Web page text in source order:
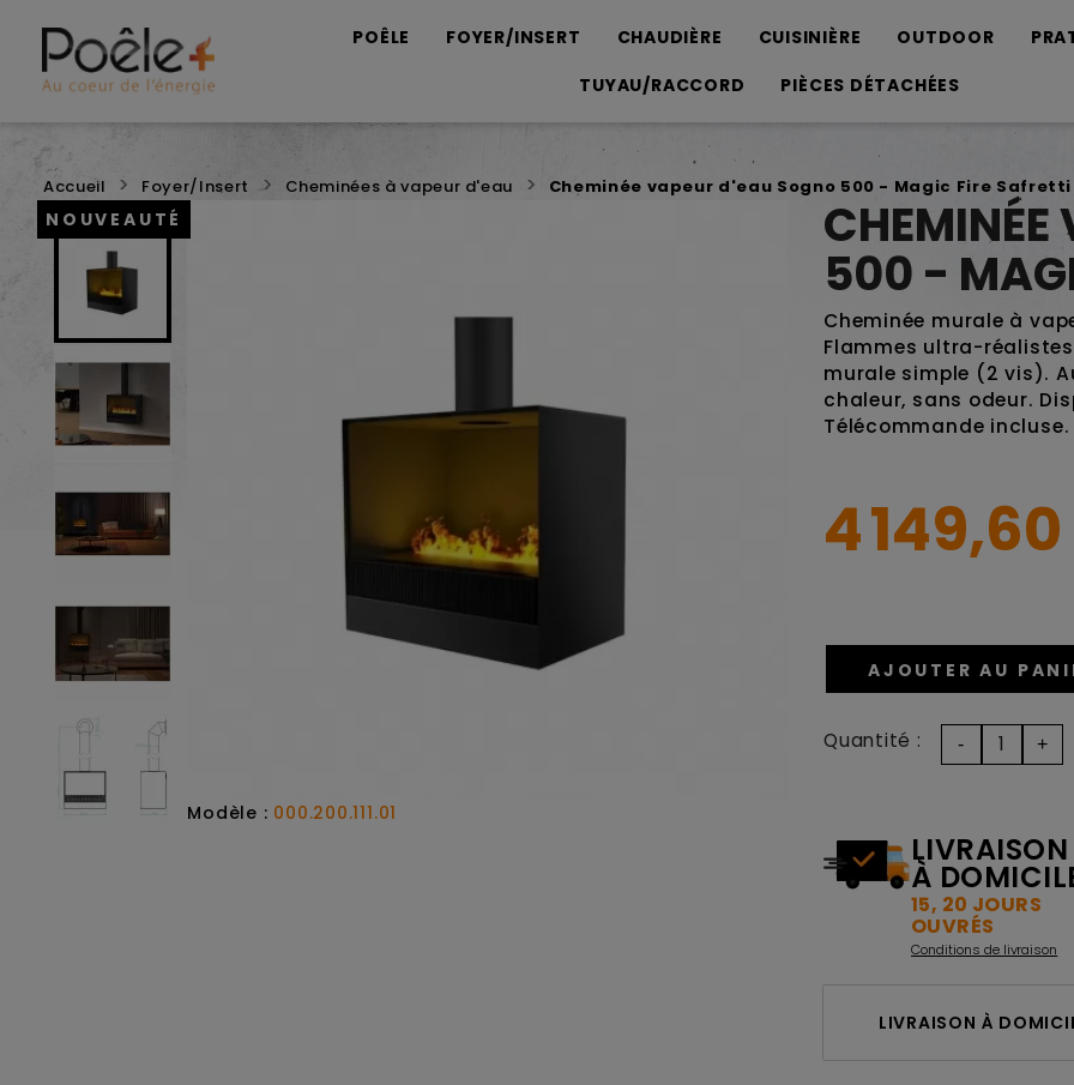
POÊLE FOYER/INSERT CHAUDIÈRE CUISINIÈRE OUTDOOR
TUYAU/RACCORD
PIÈCES DÉTACHÉES
Accueil Foyer/Insert Cheminées à vapeur d'eau Cheminée vapeur d'eau Sogno 500 - Magic Fire Safretti
NOUVEAUTÉ
Modèle : 000.200.111.01
CHEMINÉE
500 -
Cheminée murale à
Flammes ultra-
murale simple (2 vis).
chaleur, sans odeur.
Télécommande
4
AJOUTER AU
Quantité :
LIVRAISON
À
15, 20 JOURS
OUVRÉS
Conditions de livraison
LIVRAISON À